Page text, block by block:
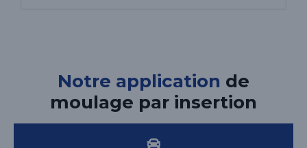
Notre application de
moulage par insertion